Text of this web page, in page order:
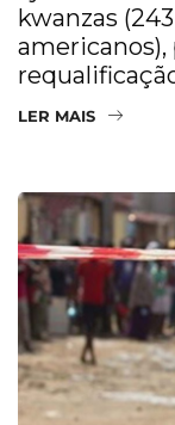
kwanzas
americanos),
LER MAIS